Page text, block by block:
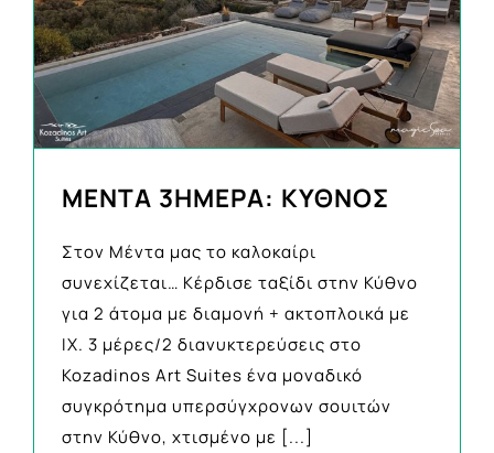
ΜΕΝΤΑ 3ΗΜΕΡΑ: ΚΥΘΝΟΣ
Στον Μέντα μας το καλοκαίρι
συνεχίζεται… Κέρδισε ταξίδι στην Κύθνο
για 2 άτομα με διαμονή + ακτοπλοικά με
ΙΧ. 3 μέρες/2 διανυκτερεύσεις στο
Kozadinos Art Suites ένα μοναδικό
συγκρότημα υπερσύγχρονων σουιτών
στην Κύθνο, χτισμένο με [...]